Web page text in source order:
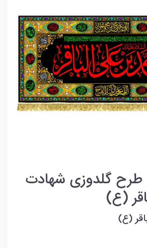
طرح گلدوزی شهادت
(ع)
(ع)